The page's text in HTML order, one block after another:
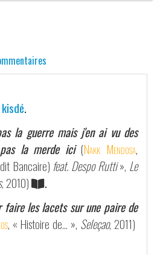
kisdé.
la guerre mais j'en ai vu des
la merde ici (Nakk Mendosa,
Bancaire) feat. Despo Rutti», Le
, 2010)
.
faire les lacets sur une paire de
, « Histoire de… », Seleçao, 2011)